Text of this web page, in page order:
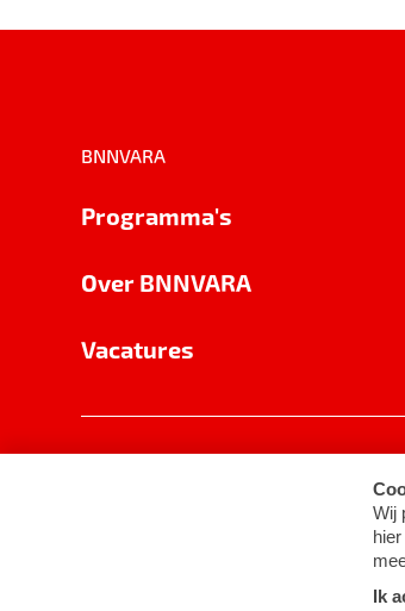
BNNVARA
Programma's
Over BNNVARA
Vacatures
Cookie-instellingen